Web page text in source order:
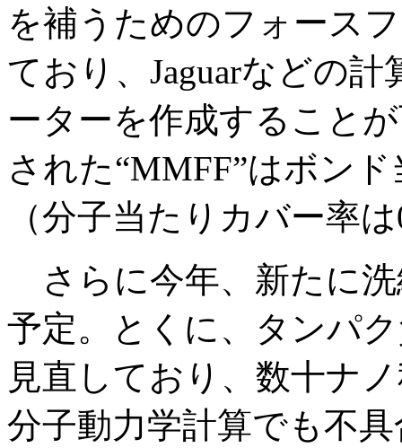
を補うためのフォース
ており、Jaguarなどの
ーターを作成すること
された“MMFF”はボン
（分子当たりカバー率
さらに今年、新たに洗
予定。とくに、タンパ
見直しており、数十ナ
分子動力学計算でも不